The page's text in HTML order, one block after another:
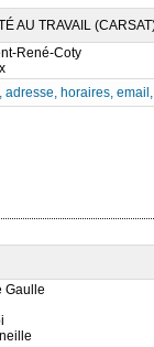
AU TRAVAIL
René-Coty
horaires,
Gaulle